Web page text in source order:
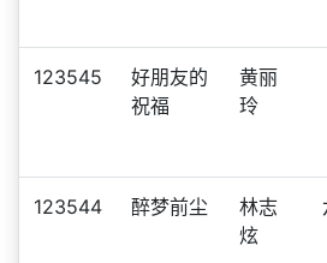
123545
好朋友的
祝福
黄丽
玲
123544 醉梦前尘
林志
炫